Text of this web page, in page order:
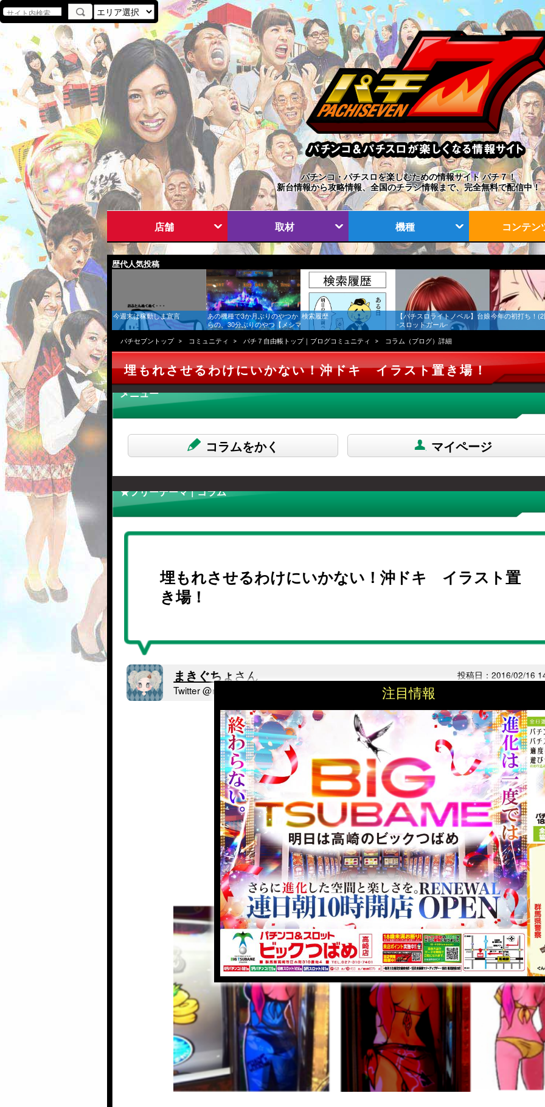
注目情報
パチンコ・パチスロを楽しむための情報サイト パチ７！
新台情報から攻略情報、全国のチラシ情報まで、完全無料で配信中！
店舗 取材 機種 コンテン
歴代人気投稿
今週末は稼動しま宣言
あの機種で3か月ぶりのやつか
らの、30分ぶりのやつ【メシマ
ズ稼働日記】
検索履歴
【パチスロライトノベル】台娘
-スロットガール-
今年の初打ち！
パチセブントップ コミュニティ パチ７自由帳トップ｜ブログコミュニティ コラム（ブログ）詳細
埋もれさせるわけにいかない！沖ドキ イラスト置き場！
メニュー
コラムをかく マイページ
★フリーテーマ | コラム
埋もれさせるわけにいかない！沖ドキ イラスト置
き場！
まきぐちょ さん
Twitter @mag_pachi7 マスクシール集めが得意なBBA
投稿日：2016/02/16